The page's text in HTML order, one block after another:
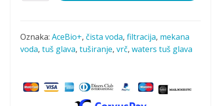
za
12
Ultimate
Oznaka: AceBio+, čista voda, filtracija, mekana
voda, tuš glava, tuširanje, vrč, waters tuš glava